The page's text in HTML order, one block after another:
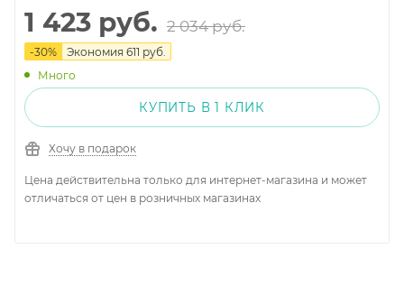
1 423 руб. 2 034руб.
-30% Экономия 611 руб.
Много
КУПИТЬ В 1 КЛИК
Хочу в подарок
Цена действительна только для интернет-магазина и может
отличаться от цен в розничных магазинах